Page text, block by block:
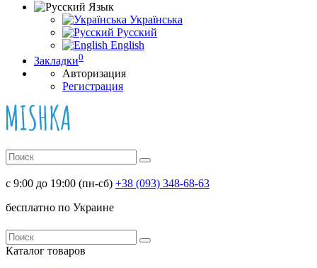
Язык
Українська
Русский
English
Закладки0
Авторизация
Регистрация
с 9:00 до 19:00 (пн-сб) +38 (093) 348-68-63
беcплатно по Украине
Каталог товаров